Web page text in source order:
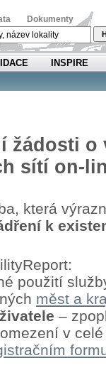
Dokumenty
INSPIRE
žádosti o
sítí on-
která
k
použití
měst a
–
v